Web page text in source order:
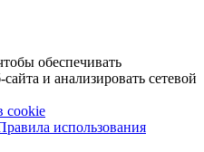
обеспечивать
и анализировать сетевой
cookie
использования